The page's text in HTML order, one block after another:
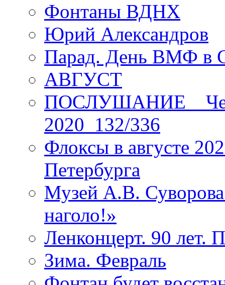
Фонтаны ВДНХ
Юрий Александров
Парад. День ВМФ в
АВГУСТ
ПОСЛУШАНИЕ _
2020_132/336
Флоксы в августе
Петербурга
Музей А.В.
наголо!»
Ленконцерт. 90 лет.
Зима. Февраль